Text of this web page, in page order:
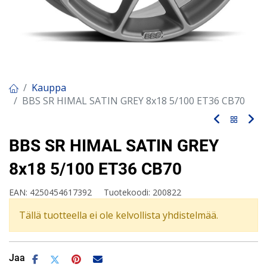
Kauppa
BBS SR HIMAL SATIN GREY 8x18 5/100 ET36 CB70
BBS SR HIMAL SATIN GREY
8x18 5/100 ET36 CB70
EAN: 4250454617392 Tuotekoodi: 200822
Tällä tuotteella ei ole kelvollista yhdistelmää.
Jaa